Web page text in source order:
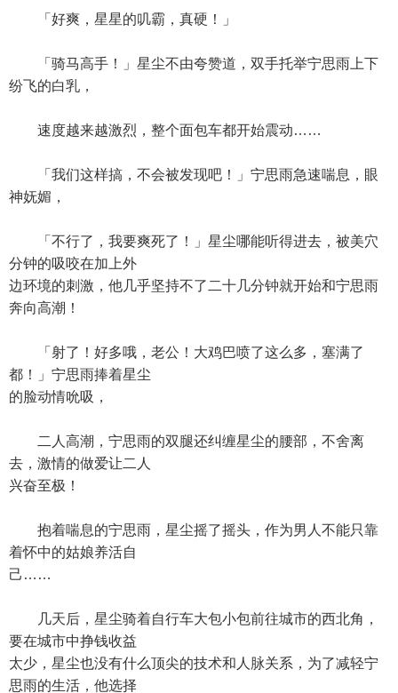
「好爽，星星的叽霸，真硬！」
「骑马高手！」星尘不由夸赞道，双手托举宁思雨上下
纷飞的白乳，
速度越来越激烈，整个面包车都开始震动……
「我们这样搞，不会被发现吧！」宁思雨急速喘息，眼
神妩媚，
「不行了，我要爽死了！」星尘哪能听得进去，被美穴
分钟的吸咬在加上外
边环境的刺激，他几乎坚持不了二十几分钟就开始和宁思雨
奔向高潮！
「射了！好多哦，老公！大鸡巴喷了这么多，塞满了
都！」宁思雨捧着星尘
的脸动情吮吸，
二人高潮，宁思雨的双腿还纠缠星尘的腰部，不舍离
去，激情的做爱让二人
兴奋至极！
抱着喘息的宁思雨，星尘摇了摇头，作为男人不能只靠
着怀中的姑娘养活自
己……
几天后，星尘骑着自行车大包小包前往城市的西北角，
要在城市中挣钱收益
太少，星尘也没有什么顶尖的技术和人脉关系，为了减轻宁
思雨的生活，他选择